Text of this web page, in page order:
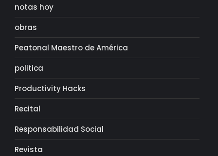
notas hoy
obras
Peatonal Maestro de América
politica
Productivity Hacks
Recital
Responsabilidad Social
Revista